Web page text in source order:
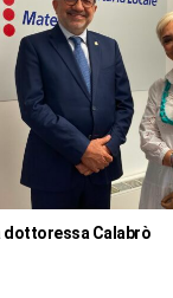
dottoressa Calabrò